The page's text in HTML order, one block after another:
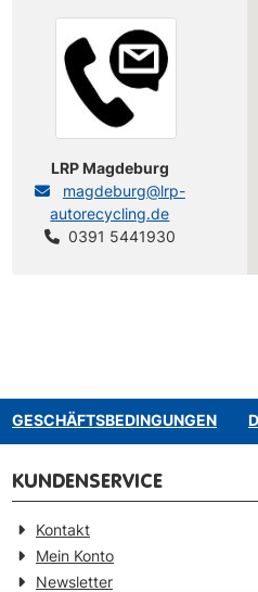
LRP Magdeburg
magdeburg@lrp-
autorecycling.de
0391 5441930
GESCHÄFTSBEDINGUNGEN
KUNDENSERVICE
Kontakt
Mein Konto
Newsletter